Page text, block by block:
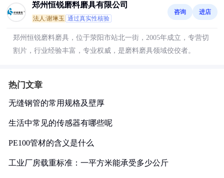
郑州恒锐磨料磨具有限公司
法人:谢琳玉 通过真实性核验
咨询 进店
郑州恒锐磨料磨具，位于荥阳市站北一街，2005年成立，专营切
割片，行业经验丰富，专业权威，是磨料磨具领域佼佼者。
热门文章
无缝钢管的常用规格及壁厚
生活中常见的传感器有哪些呢
PE100管材的含义是什么
工业厂房载重标准：一平方米能承受多少公斤